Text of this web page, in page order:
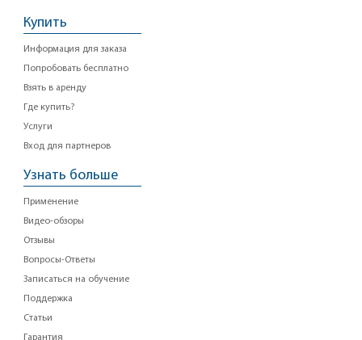
Купить
Информация для заказа
Попробовать бесплатно
Взять в аренду
Где купить?
Услуги
Вход для партнеров
Узнать больше
Применение
Видео-обзоры
Отзывы
Вопросы-Ответы
Записаться на обучение
Поддержка
Статьи
Гарантия